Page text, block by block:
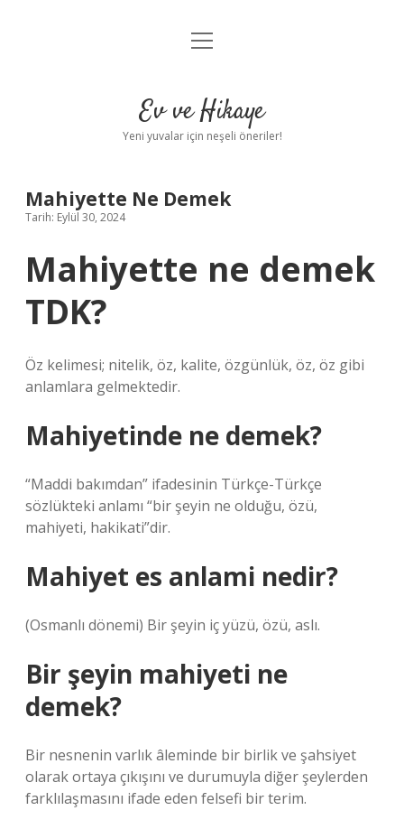
Anasayfa
Yasal Uyarı
menüyü
Ev ve Hikaye
Yeni yuvalar için neşeli öneriler!
Mahiyette Ne Demek
Tarih: Eylül 30, 2024
Mahiyette ne demek
TDK?
Öz kelimesi; nitelik, öz, kalite, özgünlük, öz, öz gibi
anlamlara gelmektedir.
Mahiyetinde ne demek?
“Maddi bakımdan” ifadesinin Türkçe-Türkçe
sözlükteki anlamı “bir şeyin ne olduğu, özü,
mahiyeti, hakikati”dir.
Mahiyet es anlami nedir?
(Osmanlı dönemi) Bir şeyin iç yüzü, özü, aslı.
Bir şeyin mahiyeti ne
demek?
Bir nesnenin varlık âleminde bir birlik ve şahsiyet
olarak ortaya çıkışını ve durumuyla diğer şeylerden
farklılaşmasını ifade eden felsefi bir terim.